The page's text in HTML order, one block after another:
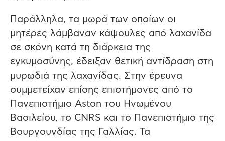
Παράλληλα, τα μωρά των οποίων οι
μητέρες λάμβαναν κάψουλες από λαχανίδα
σε σκόνη κατά τη διάρκεια της
εγκυμοσύνης, έδειξαν θετική αντίδραση στη
μυρωδιά της λαχανίδας. Στην έρευνα
συμμετείχαν επίσης επιστήμονες από το
Πανεπιστήμιο Aston του Ηνωμένου
Βασιλείου, το CNRS και το Πανεπιστήμιο της
Βουργουνδίας της Γαλλίας. Τα